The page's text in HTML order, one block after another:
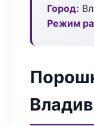
Город:
Режим